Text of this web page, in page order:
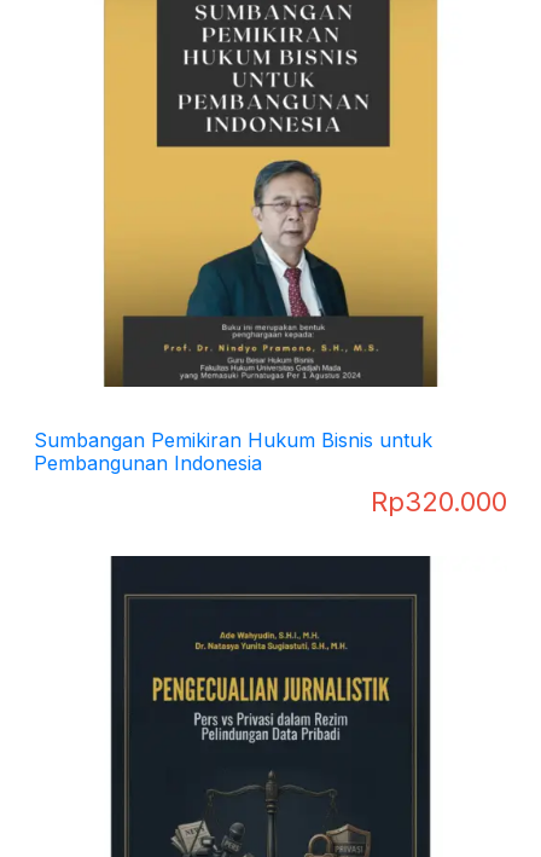
Sumbangan Pemikiran Hukum Bisnis untuk
Pembangunan Indonesia
Rp320.000